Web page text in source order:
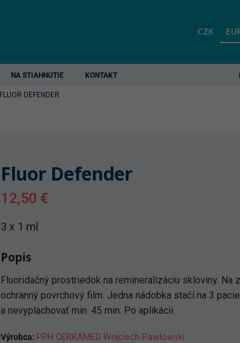
CZK
NA STIAHNUTIE KONTAKT
FLUOR DEFENDER
Fluor Defender
12,50 €
3 x 1 ml
Popis
Fluoridačný prostriedok na remineralizáciu skloviny. Na
ochranný povrchový film. Jedna nádobka stačí na 3
a nevyplachovať min. 45 min. Po aplikácii.
Výrobca: PPH CERKAMED Wojciech Pawłowski